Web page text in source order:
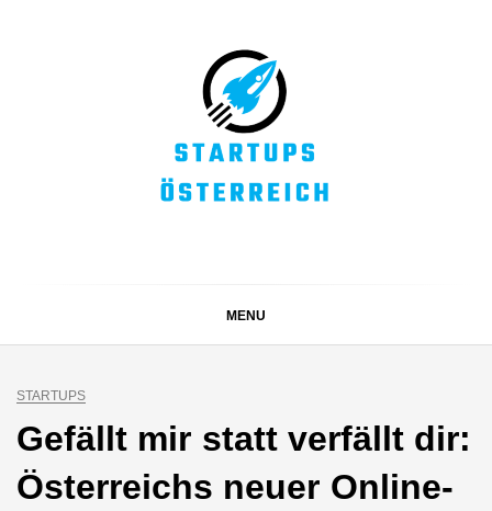
MENU
STARTUPS
Gefällt mir statt verfällt dir:
Österreichs neuer Online-